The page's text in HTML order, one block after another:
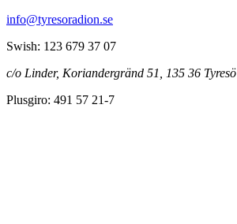
info@tyresoradion.se
Swish: 123 679 37 07
c/o Linder, Koriandergränd 51, 135 36 Tyresö
Plusgiro: 491 57 21-7